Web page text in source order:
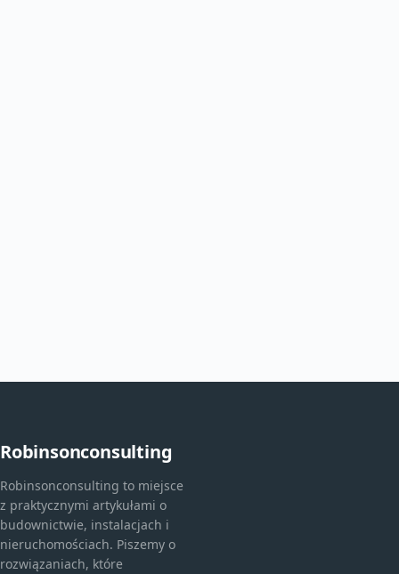
Robinsonconsulting
Robinsonconsulting to miejsce
z praktycznymi artykułami o
budownictwie, instalacjach i
nieruchomościach. Piszemy o
rozwiązaniach, które